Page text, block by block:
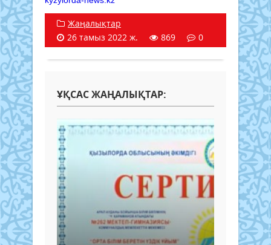
Жаңалықтар
26 тамыз 2022 ж.
869 0
ҰҚСАС ЖАҢАЛЫҚТАР: